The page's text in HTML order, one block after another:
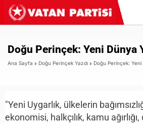
Doğu Perinçek: Yeni Dünya
Ana Sayfa Doğu Perinçek Yazdı Doğu Perinçek: Yeni
"Yeni Uygarlık, ülkelerin
ekonomisi, halkçılık, kamu